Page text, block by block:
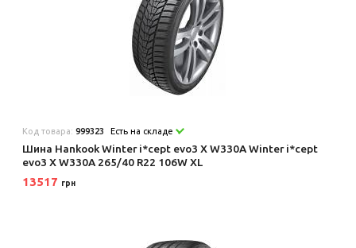
Код товара:999323 Есть на складе
Шина Hankook Winter i*cept evo3 X W330A Winter i*cept
evo3 X W330A 265/40 R22 106W XL
13517 грн